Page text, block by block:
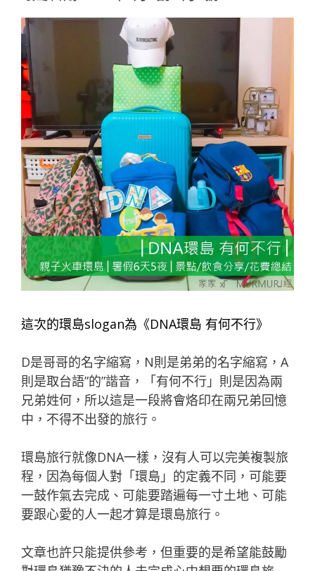
這次的環島slogan為《DNA環島 有何不行》
D是哥哥的名字縮寫，N則是弟弟的名字縮寫，A
則是取台語”的”諧音，「有何不行」則是因為兩
兄弟姓何，所以這是一段將會烙印在兩兄弟回憶
中，不得不出發的旅行。
環島旅行就像DNA一樣，沒有人可以完美複製旅
程，因為每個人對「環島」的定義不同，可能要
一鼓作氣去完成、可能要踏遍每一寸土地、可能
要跟心愛的人一起才算是環島旅行。
文章也許只能提供參考，但重要的是希望能鼓勵